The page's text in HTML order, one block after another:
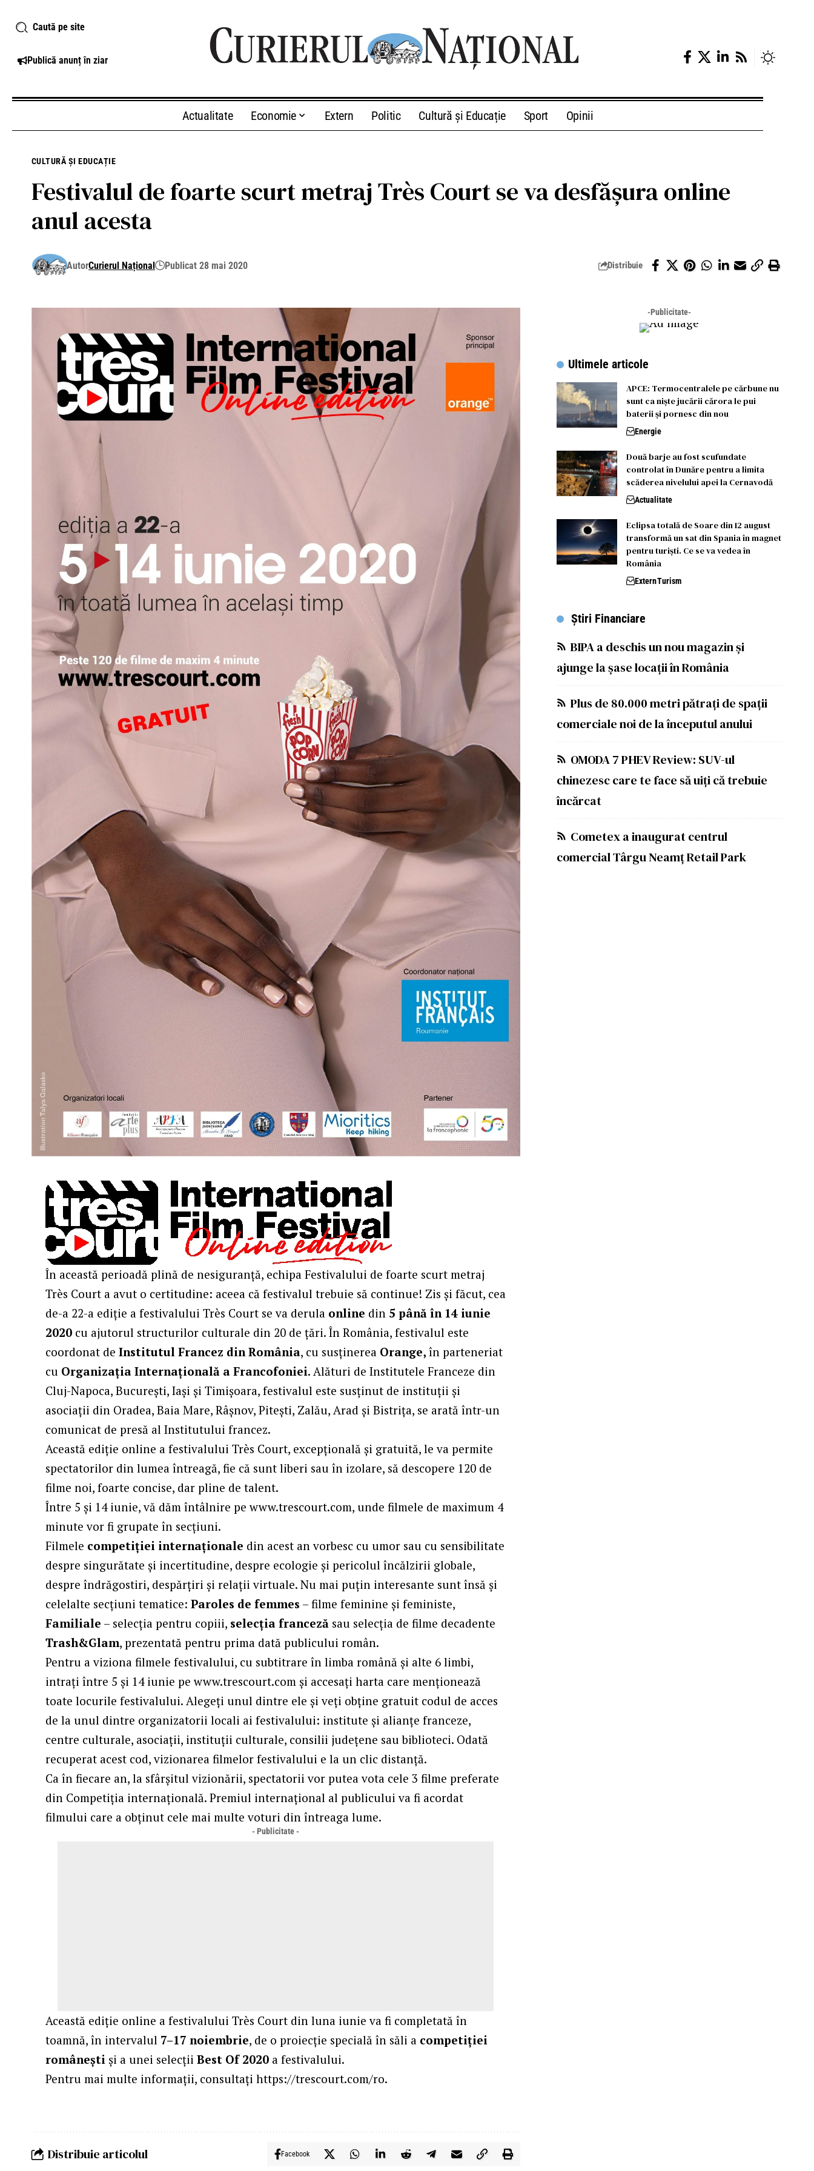
Caută pe site
Publică anunț în ziar
Actualitate Economie Extern Politic Cultură și Educație Sport Opinii
CULTURĂ ȘI EDUCAȚIE
Festivalul de foarte scurt metraj Très Court se va desfăşura online
anul acesta
AutorCurierul Național Publicat 28 mai 2020 Distribuie
În această perioadă plină de nesiguranță, echipa Festivalului de foarte scurt metraj
Très Court a avut o certitudine: aceea că festivalul trebuie să continue! Zis și făcut, cea
de-a 22-a ediție a festivalului Très Court se va derula online din 5 până în 14 iunie
2020 cu ajutorul structurilor culturale din 20 de țări. În România, festivalul este
coordonat deInstitutul Francez din România, cu susținerea Orange,în parteneriat
cu Organizația Internațională a Francofoniei. Alături de Institutele Franceze din
Cluj-Napoca, București, Iași și Timișoara, festivalul este susținut de instituții și
asociații din Oradea, Baia Mare, Râșnov, Pitești, Zalău, Arad și Bistrița, se arată într-un
comunicat de presă al Institutului francez.
Această ediție online a festivalului Très Court, excepțională și gratuită, le va permite
spectatorilor din lumea întreagă, fie că sunt liberi sau în izolare, să descopere 120 de
filme noi, foarte concise, dar pline de talent.
Între 5 și 14 iunie, vă dăm întâlnire pe www.trescourt.com, unde filmele de maximum 4
minute vor fi grupate în secțiuni.
Filmele competiției internaționale din acest an vorbesc cu umor sau cu sensibilitate
despre singurătate și incertitudine, despre ecologie și pericolul încălzirii globale,
despre îndrăgostiri, despărțiri și relații virtuale. Nu mai puțin interesante sunt însă și
celelalte secțiuni tematice:Paroles de femmes – filme feminine și feministe,
Familiale – selecția pentru copiii, selecția franceză sau selecția de filme decadente
Trash&Glam, prezentată pentru prima dată publicului român.
Pentru a viziona filmele festivalului, cu subtitrare în limba română și alte 6 limbi,
intrați între 5 și 14 iunie pewww.trescourt.com și accesați harta care menționează
toate locurile festivalului. Alegeți unul dintre ele și veți obține gratuit codul de acces
de la unul dintre organizatorii locali ai festivalului: institute și alianțe franceze,
centre culturale, asociații, instituții culturale, consilii județene sau biblioteci. Odată
recuperat acest cod, vizionarea filmelor festivalului e la un clic distanță.
Ca în fiecare an, la sfârșitul vizionării, spectatorii vor putea vota cele 3 filme preferate
din Competiția internațională. Premiul internațional al publicului va fi acordat
filmului care a obținut cele mai multe voturi din întreaga lume.
- Publicitate -
Această ediție online a festivalului Très Court din luna iunie va fi completată în
toamnă, în intervalul 7–17 noiembrie, de o proiecție specială în săli a competiției
românești și a unei selecțiiBest Of 2020 a festivalului.
Pentru mai multe informații, consultațihttps://trescourt.com/ro.
Distribuie articolul Facebook
-Publicitate-
Ultimele articole
APCE: Termocentralele pe cărbune nu
sunt ca niște jucării cărora le pui
baterii și pornesc din nou
Energie
Două barje au fost scufundate
controlat în Dunăre pentru a limita
scăderea nivelului apei la Cernavodă
Actualitate
Eclipsa totală de Soare din 12 august
transformă un sat din Spania în magnet
pentru turiști. Ce se va vedea în
România
ExternTurism
Știri Financiare
BIPA a deschis un nou magazin și
ajunge la șase locații în România
Plus de 80.000 metri pătrați de spații
comerciale noi de la începutul anului
OMODA 7 PHEV Review: SUV-ul
chinezesc care te face să uiți că trebuie
încărcat
Cometex a inaugurat centrul
comercial Târgu Neamț Retail Park